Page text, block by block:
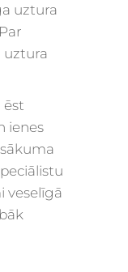
uztura
uztura
ēst
ienes
veselīgā